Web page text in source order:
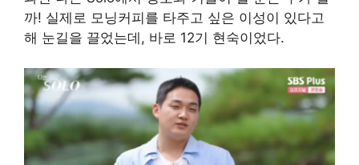
까! 실제로 모닝커피를 타주고 싶은 이성이 있다고
해 눈길을 끌었는데, 바로 12기 현숙이었다.